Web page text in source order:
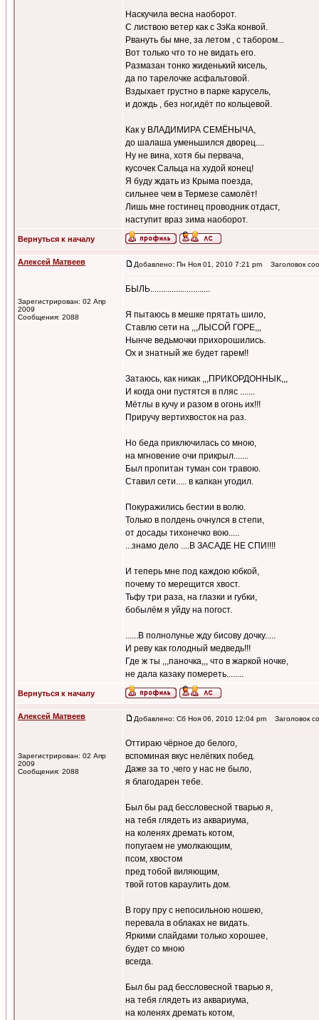
Наскучила весна наоборот.
С листвою ветер как с ЗэКа конвой.
Рвануть бы мне, за летом , с табором...
Вот только что то не видать его.
Размазан тонко жиденький кисель,
да по тарелочке асфальтовой.
Вздыхает грустно в парке карусель,
и дождь , без ног,идёт по кольцевой.
Как у ВЛАДИМИРА СЕМЁНЫЧА,
до шалаша уменьшился дворец....
Ну не вина, хотя бы первача,
кусочек Сальца на худой конец!
Я буду ждать из Крыма поезда,
сильнее чем в Термезе самолёт!
Лишь мне гостинец проводник отдаст,
наступит враз зима наоборот.
Вернуться к началу
Алексей Матвеев
Зарегистрирован: 02 Апр
2009
Сообщения: 2088
Добавлено: Пн Ноя 01, 2010 7:21 pm Заголовок
БЫЛЬ............................
Я пытаюсь в мешке прятать шило,
Ставлю сети на ,,,ЛЫСОЙ ГОРЕ,,,
Нынче ведьмочки прихорошились.
Ох и знатный же будет гарем!!
Затаюсь, как никак ,,,ПРИКОРДОННЫК,,,
И когда они пустятся в пляс .......
Мётлы в кучу и разом в огонь их!!!
Приручу вертихвосток на раз.
Но беда приключилась со мною,
на мгновение очи прикрыл.......
Был пропитан туман сон травою.
Ставил сети..... в капкан угодил.
Покуражились бестии в волю.
Только в полдень очнулся в степи,
от досады тихонечко вою.....
...знамо дело ....В ЗАСАДЕ НЕ СПИ!!!!
И теперь мне под каждою юбкой,
почему то мерещится хвост.
Тьфу три раза, на глазки и губки,
бобылём я уйду на погост.
......В полнолунье жду бисову дочку.....
И реву как голодный медведь!!!
Где ж ты ,,,паночка,,, что в жаркой ночке,
не дала казаку помереть........
Вернуться к началу
Алексей Матвеев
Зарегистрирован: 02 Апр
2009
Сообщения: 2088
Добавлено: Сб Ноя 06, 2010 12:04 pm Заголовок
Оттираю чёрное до белого,
вспоминая вкус нелёгких побед.
Даже за то ,чего у нас не было,
я благодарен тебе.
Был бы рад бессловесной тварью я,
на тебя глядеть из аквариума,
на коленях дремать котом,
попугаем не умолкающим,
псом, хвостом
пред тобой виляющим,
твой готов караулить дом.
В гору пру с непосильною ношею,
перевала в облаках не видать.
Яркими слайдами только хорошее,
будет со мною
всегда.
Был бы рад бессловесной тварью я,
на тебя глядеть из аквариума,
на коленях дремать котом,